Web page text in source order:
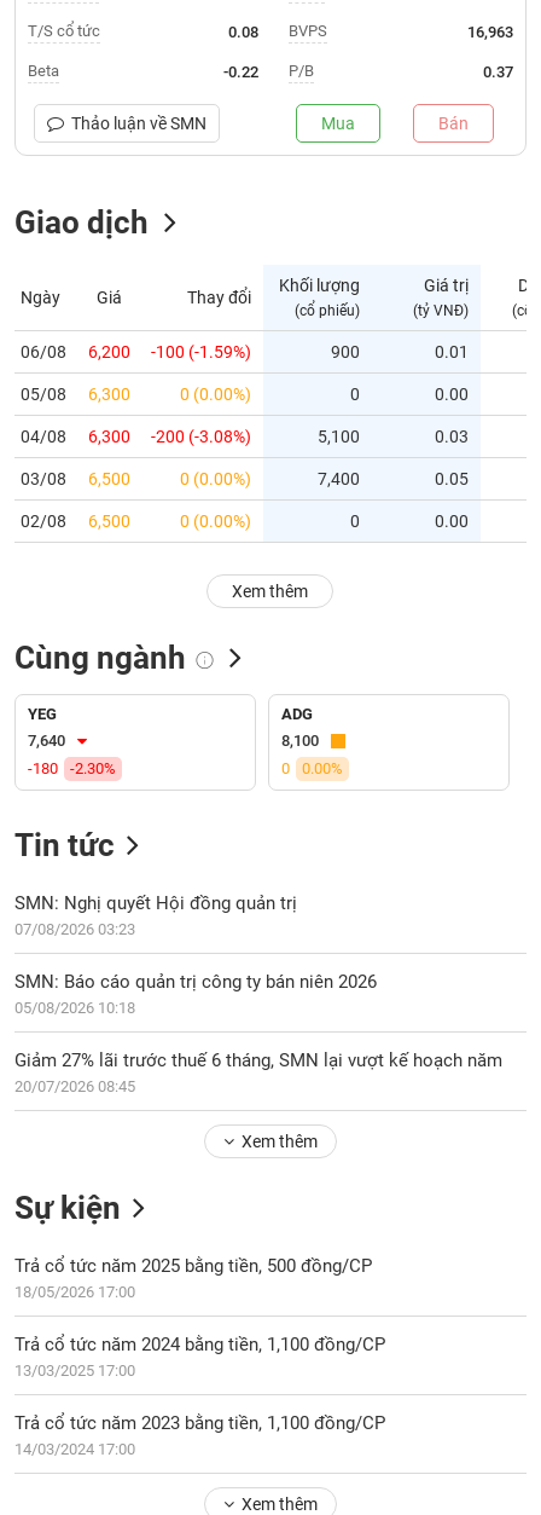
Trạng
thái
phiếu
thị
trường
yết
Niêm
mới
Niêm
yết
bổ
Hủy
dõi
biệt
Không
được
phiếu
chi
tiết
Tổng
quan
Tài
Phân
tích
thuật
Hồ
sơ
doanh
T/S cổ tức 0.08
Beta -0.22
BVPS 16,963
P/B 0.37
Thảo luận vềSMN Mua Bán
Giao dịch
Ngày Giá Thay đổi
Khối lượng
(cổ phiếu)
Giá trị
(tỷ VNĐ) (cổ
06/08 6,200 -100 (-1.59%) 900 0.01
05/08 6,300 0 (0.00%) 0 0.00
04/08 6,300 -200 (-3.08%) 5,100 0.03
03/08 6,500 0 (0.00%) 7,400 0.05
02/08 6,500 0 (0.00%) 0 0.00
Xem thêm
Cùng ngành
YEG
7,640
-180
-2.30%
ADG
8,100
0
0.00%
Tin tức
SMN: Nghị quyết Hội đồng quản trị
07/08/2026 03:23
SMN: Báo cáo quản trị công ty bán niên 2026
05/08/2026 10:18
Giảm 27% lãi trước thuế 6 tháng, SMN lại vượt kế hoạch năm
20/07/2026 08:45
Xem thêm
Sự kiện
Trả cổ tức năm 2025 bằng tiền, 500 đồng/CP
18/05/2026 17:00
Trả cổ tức năm 2024 bằng tiền, 1,100 đồng/CP
13/03/2025 17:00
Trả cổ tức năm 2023 bằng tiền, 1,100 đồng/CP
14/03/2024 17:00
Xem thêm
NGÀNH
NGHIỆP
CỔ
SINH
TRÁI
PHIẾU
CÔNG
ĐẦU
TƯ
DỮ
LIỆU
Ngành
(-)
VS-
NĂNG
LƯỢNG
VẬT
LIỆU